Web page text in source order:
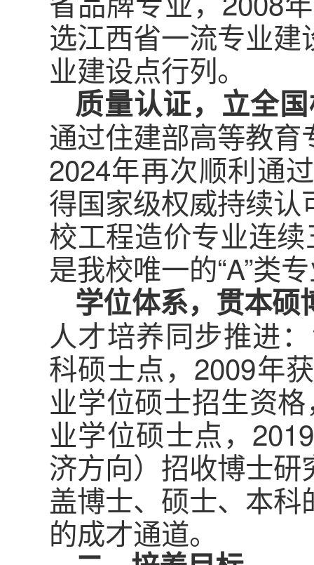
选江西省一流专业
业建设点行列。
质量认证，立全
通过住建部高等教
2024年再次顺利通
得国家级权威持续
校工程造价专业连
是我校唯一的“A”类
学位体系，贯本硕
人才培养同步推进
科硕士点，2009年
业学位硕士招生资
业学位硕士点，
济方向）招收博士
盖博士、硕士、本
的成才通道。